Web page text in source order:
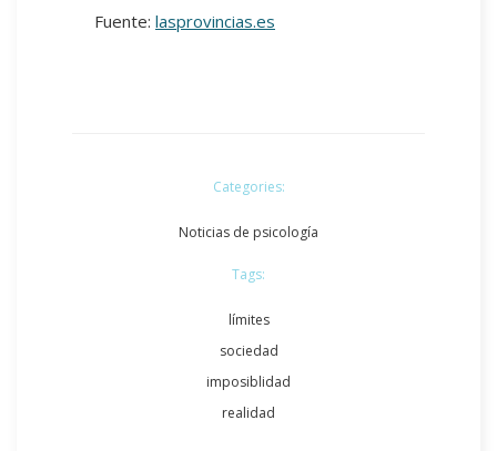
Fuente: lasprovincias.es
Categories:
Noticias de psicología
Tags:
límites
sociedad
imposiblidad
realidad